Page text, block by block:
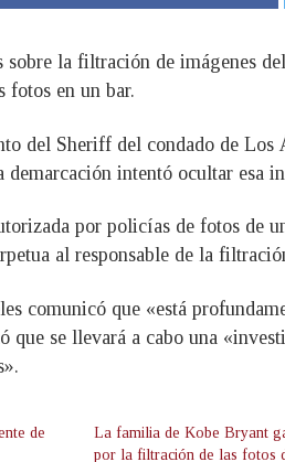
sobre la filtración de imágenes
fotos en un bar.
del Sheriff del condado de
demarcación intentó ocultar esa
por policías de fotos de
al responsable de la
comunicó que «está
que se llevará a cabo una
de
La familia de Kobe Bryant
por la filtración de las fotos